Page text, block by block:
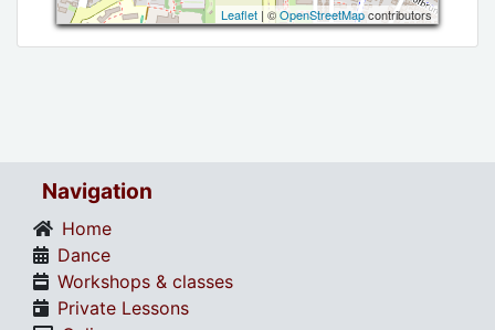
Leaflet | ©OpenStreetMapcontributors
Navigation
Home
Dance
Workshops & classes
Private Lessons